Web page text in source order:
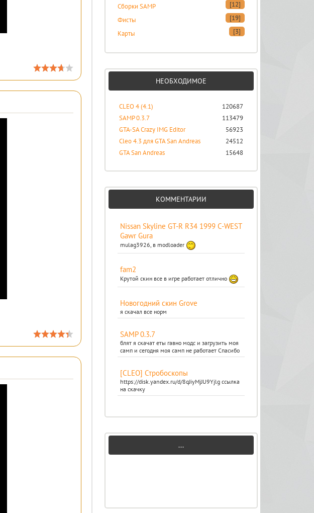
Сборки SAMP
[12]
Фисты
[19]
Карты
[3]
НЕОБХОДИМОЕ
CLEO 4 (4.1)
120687
SAMP 0.3.7
113479
GTA-SA Crazy IMG Editor
56923
Cleo 4.3 для GTA San Andreas
24512
GTA San Andreas
15648
КОММЕНТАРИИ
Nissan Skyline GT-R R34 1999 C-WEST
Gawr Gura
mulag3926, в modloader
fam2
Крутой скин все в игре работает отлично
Новогодний скин Grove
я скачал все норм
SAMP 0.3.7
блят я скачат еты гавно модс и загрузить моя
самп и сегодня моя самп не работает Спасибо
[CLEO] Стробоскопы
https://disk.yandex.ru/d/8qJiyMjJU9Yjlg ссылка
на скачку
...